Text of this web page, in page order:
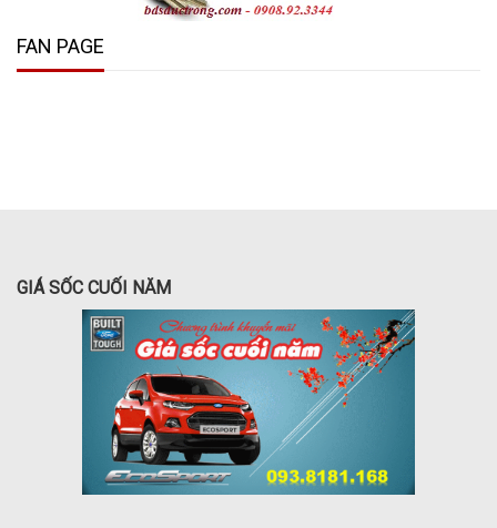
FAN PAGE
GIÁ SỐC CUỐI NĂM